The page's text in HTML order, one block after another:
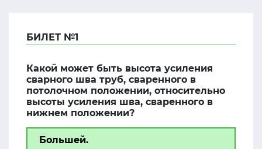
БИЛЕТ №1
Какой может быть высота усиления
сварного шва труб, сваренного в
потолочном положении, относительно
высоты усиления шва, сваренного в
нижнем положении?
Большей.